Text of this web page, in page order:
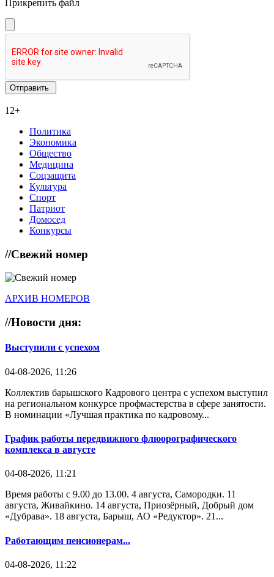
Прикрепить файл
12+
Политика
Экономика
Общество
Медицина
Соцзащита
Культура
Спорт
Патриот
Домосед
Конкурсы
//Свежий номер
АРХИВ НОМЕРОВ
//Новости дня:
Выступили с успехом
04-08-2026, 11:26
Коллектив барышского Кадрового центра с успехом выступил
на региональном конкурсе профмастерства в сфере занятости.
В номинации «Лучшая практика по кадровому...
График работы передвижного флюорографического
комплекса в августе
04-08-2026, 11:21
Время работы с 9.00 до 13.00. 4 августа, Самородки. 11
августа, Живайкино. 14 августа, Приозёрный, Добрый дом
«Дубрава». 18 августа, Барыш, АО «Редуктор». 21...
Работающим пенсионерам...
04-08-2026, 11:22